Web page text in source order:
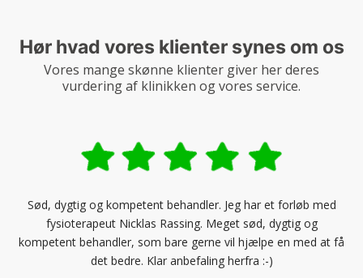
Hør hvad vores klienter synes om os
Vores mange skønne klienter giver her deres
vurdering af klinikken og vores service.
Sød, dygtig og kompetent behandler. Jeg har et forløb med
fysioterapeut Nicklas Rassing. Meget sød, dygtig og
kompetent behandler, som bare gerne vil hjælpe en med at få
det bedre. Klar anbefaling herfra :-)